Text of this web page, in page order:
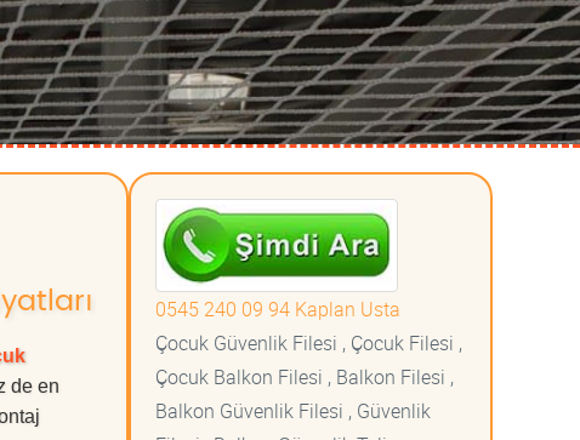
de en
0545 240 09 94 Kaplan Usta
Çocuk Güvenlik Filesi , Çocuk Filesi ,
Çocuk Balkon Filesi , Balkon Filesi ,
Balkon Güvenlik Filesi , Güvenlik